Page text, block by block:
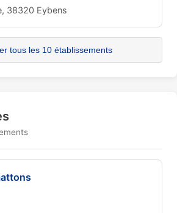
38320 Eybens
tous les 10 établissements